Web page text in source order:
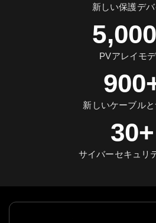
新しい保護デバ
PVアレイモ
新しいケーブル
30+
サイバーセキュリ